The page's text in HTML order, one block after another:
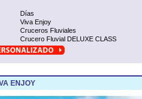
Días
Viva Enjoy
Cruceros Fluviales
Crucero Fluvial DELUXE CLASS
ENJOY